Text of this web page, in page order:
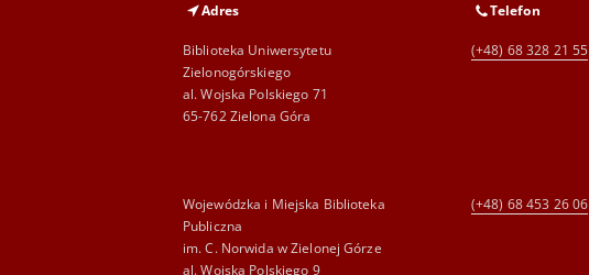
Adres
Biblioteka Uniwersytetu
Zielonogórskiego
al. Wojska Polskiego 71
65-762 Zielona Góra
Telefon
(+48) 68 328 21 55
Wojewódzka i Miejska Biblioteka
Publiczna
im. C. Norwida w Zielonej Górze
al. Wojska Polskiego 9
(+48) 68 453 26 06